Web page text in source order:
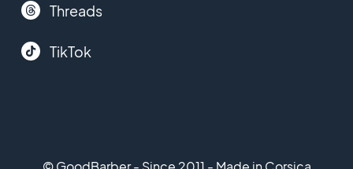
Threads
TikTok